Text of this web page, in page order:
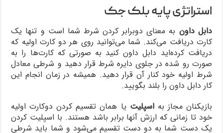
استراتژی پایه بلک جک
دابل داون به معنای دوبرابر کردن شرط شما است و تنها یک
کارت دریافت می‌کند. شما می‌توانید روی هر دو کارت اولیه که
دریافت کرده‌اید دابل داون کنید به صورتی که کارت‌ها را به
صورت رو شده در جلوی دایره شرط قرار دهید و شرطی معادل
شرط اولیه خود کنار آن قرار دهید. همیشه در زمان انجام این
کار دابل داون را بلند بگویید.
بازیکنان مجاز به اسپلیت یا همان تقسیم کردن دوکارت اولیه
خود تا زمانی که ارزش آنها برابر باشد هستند. با اسپلیت کردن
یک دست شما به دو دست تقسیم می‌شود و شما باید شرطی